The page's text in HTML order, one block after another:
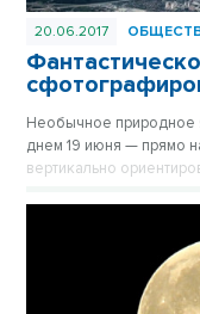
20.06.2017
Необычное природное
днем 19 июня — прямо
вертикально